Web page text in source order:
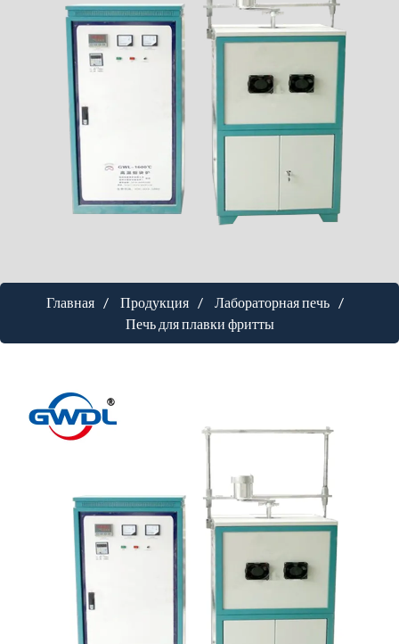
Главная Продукция
Лабораторная печь
Печь для плавки фритты